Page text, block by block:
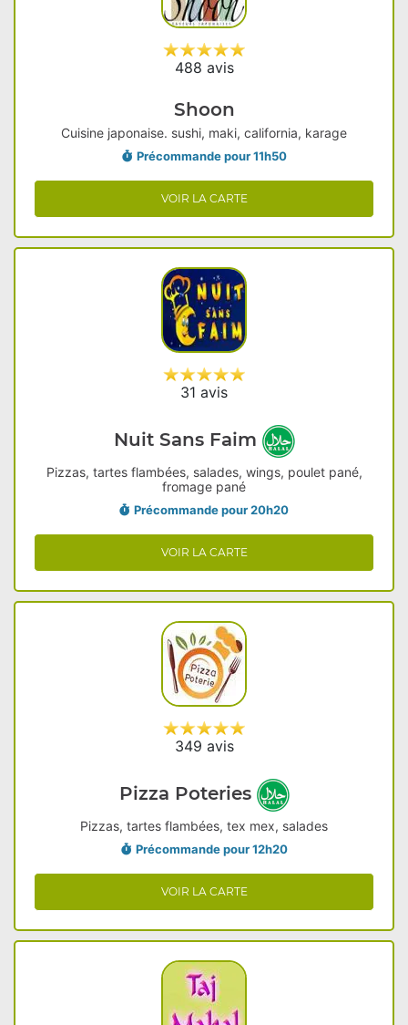
488 avis
Shoon
Cuisine japonaise. sushi, maki, california, karage
Précommande pour 11h50
VOIR LA CARTE
31 avis
Nuit Sans Faim
Pizzas, tartes flambées, salades, wings, poulet pané,
fromage pané
Précommande pour 20h20
VOIR LA CARTE
349 avis
Pizza Poteries
Pizzas, tartes flambées, tex mex, salades
Précommande pour 12h20
VOIR LA CARTE